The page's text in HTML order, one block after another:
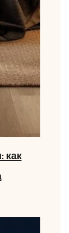
как